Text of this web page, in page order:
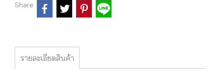
Share
รายละเอียดสินค้า